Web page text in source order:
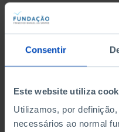
Consentir
Este website utiliza
Utilizamos, por
necessários ao normal
DATA DE INÍCIO
DATA DE FIM